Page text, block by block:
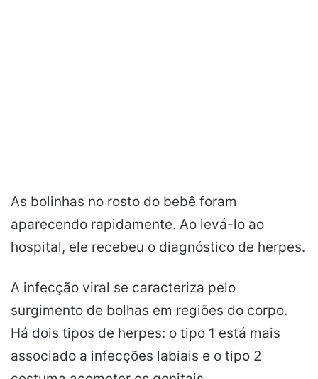
As bolinhas no rosto do bebê foram
aparecendo rapidamente. Ao levá-lo ao
hospital, ele recebeu o diagnóstico de herpes.
A infecção viral se caracteriza pelo
surgimento de bolhas em regiões do corpo.
Há dois tipos de herpes: o tipo 1 está mais
associado a infecções labiais e o tipo 2